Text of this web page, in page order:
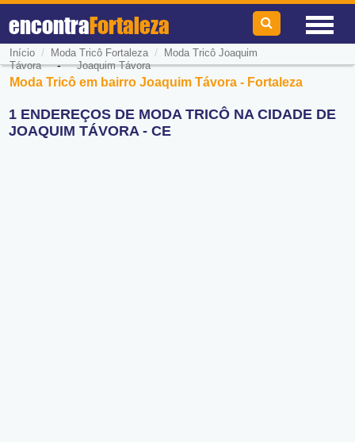
encontraFortaleza
Início / Moda Tricô Fortaleza/
Moda Tricô Joaquim
Távora-Joaquim Távora
Moda Tricô em bairro Joaquim Távora - Fortaleza
1 ENDEREÇOS DE MODA TRICÔ NA CIDADE DE
JOAQUIM TÁVORA - CE